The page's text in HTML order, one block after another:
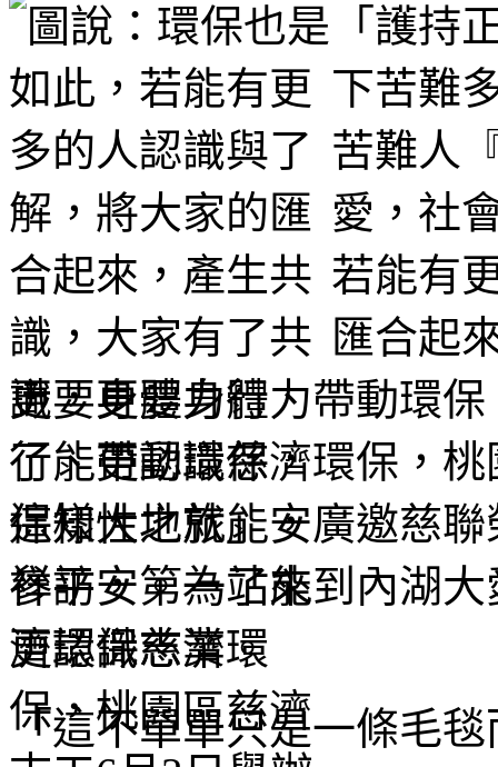
「護持
下苦難
苦難人
愛，社
若能有
匯合起
更要身體力行、帶動環
了能更認識慈濟環保，
保知性之旅」，廣邀慈
參訪，第一站來到內湖
濟環保志業。
「這不單單只是一條毛